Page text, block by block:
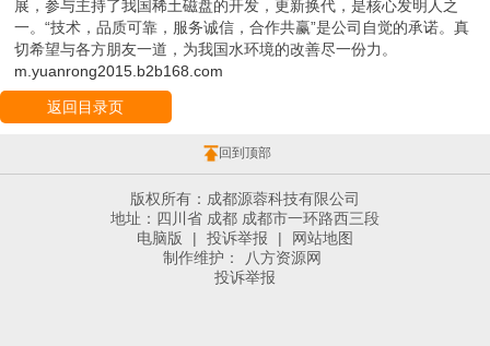
展，参与主持了我国稀土磁盘的开发，更新换代，是核心发明人之
一。“技术，品质可靠，服务诚信，合作共赢”是公司自觉的承诺。真
切希望与各方朋友一道，为我国水环境的改善尽一份力。
m.yuanrong2015.b2b168.com
返回目录页
回到顶部
版权所有：成都源蓉科技有限公司
地址：四川省 成都 成都市一环路西三段
电脑版
| 投诉举报 |
网站地图
制作维护：
八方资源网
投诉举报